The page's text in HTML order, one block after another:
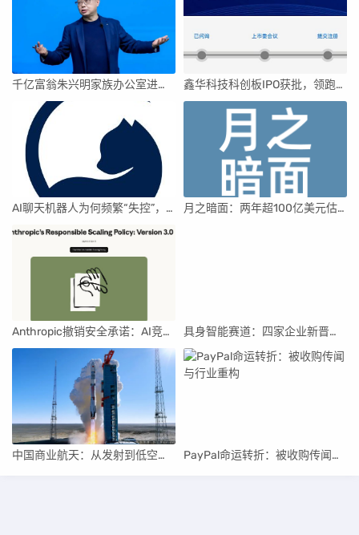
千亿富翁朱兴明家族办公室进军VC圈 鑫华科技科创板IPO获批，领跑国内半导体材料市场
AI聊天机器人为何频繁“失控”，背后原因及解决方案解析 月之暗面：两年超100亿美元估值，K2.5引领AI新纪元
Anthropic撤销安全承诺：AI竞赛中的伦理与商业博弈 具身智能赛道：四家企业新晋独角兽，融资竞速背后
中国商业航天：从发射到低空经济，全面加速 PayPal命运转折：被收购传闻与行业重构